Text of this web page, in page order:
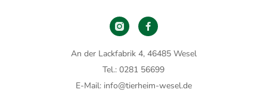
An der Lackfabrik 4, 46485 Wesel
Tel.: 0281 56699
E-Mail: info@tierheim-wesel.de